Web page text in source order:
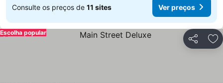
Consulte os preços de 11 sites Ver preços
Partilhar
Escolha popular